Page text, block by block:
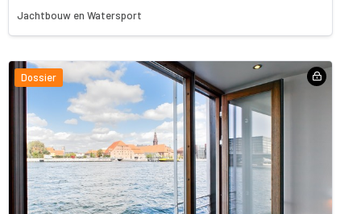
Jachtbouw en Watersport
Dossier